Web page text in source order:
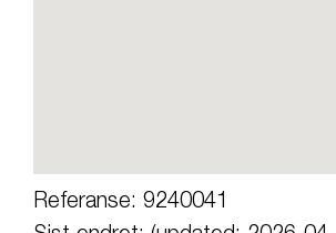
Referanse: 9240041